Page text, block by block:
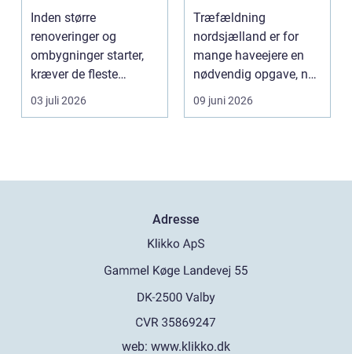
sikkert
udgangspunkt for
ombygning
Inden større
renoveringer og
ombygninger starter,
kræver de fleste
bygninger en grundig
indvendig ne...
03 juli 2026
planlægning og
professionel hjælp
Træfældning
nordsjælland er for
mange haveejere en
nødvendig opgave, når
store træer skaber
skade, s...
09 juni 2026
Adresse
web: www.klikko.dk